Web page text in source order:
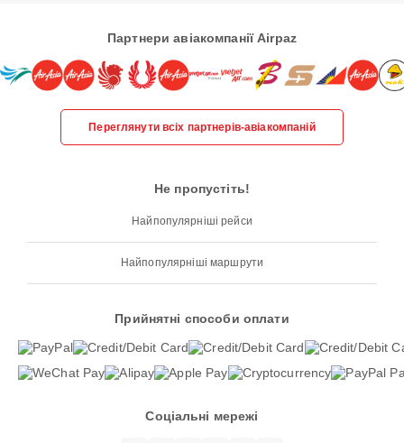
Партнери авіакомпанії Airpaz
Переглянути всіх партнерів-авіакомпаній
Не пропустіть!
Найпопулярніші рейси
Найпопулярніші маршрути
Прийнятні способи оплати
Соціальні мережі